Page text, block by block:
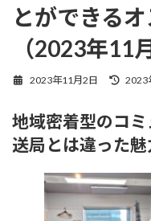
とができる
（2023年11
2023年11月2日
最
新
日
時
2023
地域密着型のコ
送局とは違った